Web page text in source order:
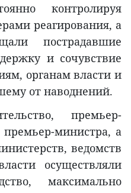
контролируя
реагирования, а
пострадавшие
и сочувствие
органам власти и
от наводнений.
премьер-
министра, а
ведомств
осуществляли
максимально